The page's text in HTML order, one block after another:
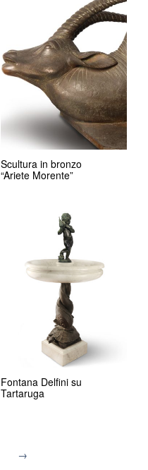
Scultura in bronzo
“Ariete Morente”
Fontana Delfini su
Tartaruga
→